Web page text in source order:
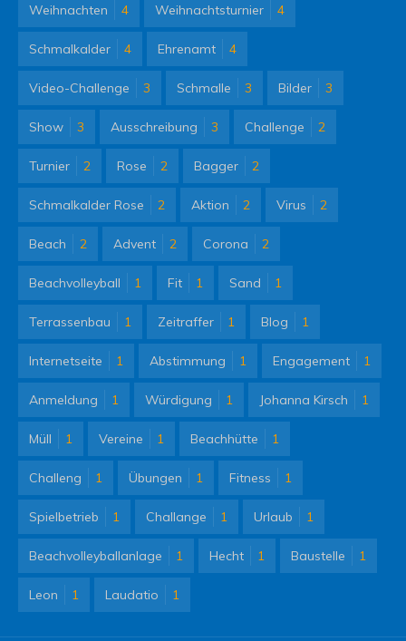
Weihnachten 4 Weihnachtsturnier 4
Schmalkalder 4 Ehrenamt 4
Video-Challenge 3 Schmalle 3 Bilder 3
Show 3 Ausschreibung 3 Challenge 2
Turnier 2 Rose 2 Bagger 2
Schmalkalder Rose 2 Aktion 2 Virus 2
Beach 2 Advent 2 Corona 2
Beachvolleyball 1 Fit 1 Sand 1
Terrassenbau 1 Zeitraffer 1 Blog 1
Internetseite 1 Abstimmung 1 Engagement 1
Anmeldung 1 Würdigung 1 Johanna Kirsch 1
Müll 1 Vereine 1 Beachhütte 1
Challeng 1 Übungen 1 Fitness 1
Spielbetrieb 1 Challange 1 Urlaub 1
Beachvolleyballanlage 1 Hecht 1 Baustelle 1
Leon 1 Laudatio 1